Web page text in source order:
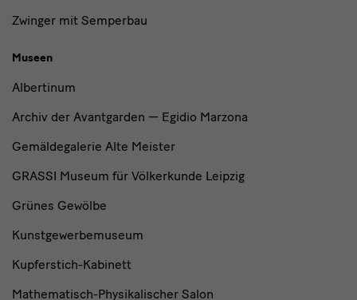
Zwinger mit Semperbau
Museen
Albertinum
Archiv der Avantgarden — Egidio Marzona
Gemäldegalerie Alte Meister
GRASSI Museum für Völkerkunde Leipzig
Grünes Gewölbe
Kunstgewerbemuseum
Kupferstich-Kabinett
Mathematisch-Physikalischer Salon